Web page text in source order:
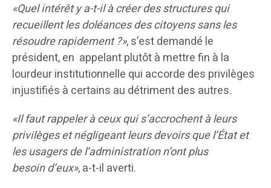
«Quel intérêt y a-t-il à créer des structures qui
recueillent les doléances des citoyens sans les
résoudre rapidement ?», s’est demandé le
président, en appelant plutôt à mettre fin à la
lourdeur institutionnelle qui accorde des privilèges
injustifiés à certains au détriment des autres.
«Il faut rappeler à ceux qui s’accrochent à leurs
privilèges et négligeant leurs devoirs que l’État et
les usagers de l’administration n’ont plus
besoin d’eux», a-t-il averti.